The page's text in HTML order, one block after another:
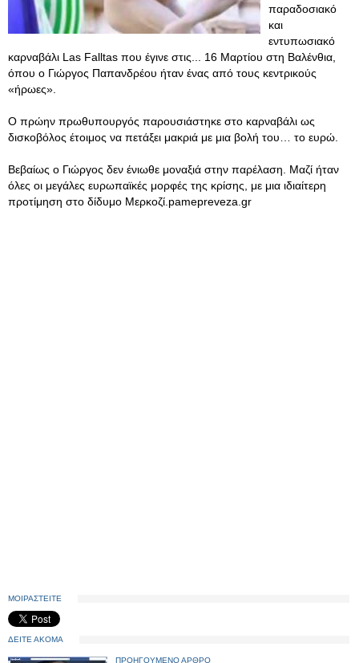
παραδοσιακό
και
εντυπωσιακό
καρναβάλι Las Falltas που έγινε στις... 16 Μαρτίου στη Βαλένθια,
όπου ο Γιώργος Παπανδρέου ήταν ένας από τους κεντρικούς
«ήρωες».
Ο πρώην πρωθυπουργός παρουσιάστηκε στο καρναβάλι ως
δισκοβόλος έτοιμος να πετάξει μακριά με μια βολή του… το ευρώ.
Βεβαίως ο Γιώργος δεν ένιωθε μοναξιά στην παρέλαση. Μαζί ήταν
όλες οι μεγάλες ευρωπαϊκές μορφές της κρίσης, με μια ιδιαίτερη
προτίμηση στο δίδυμο Μερκοζί.pamepreveza.gr
ΜΟΙΡΑΣΤΕΙΤΕ
ΔΕΙΤΕ ΑΚΟΜΑ
ΠΡΟΗΓΟΥΜΕΝΟ ΑΡΘΡΟ